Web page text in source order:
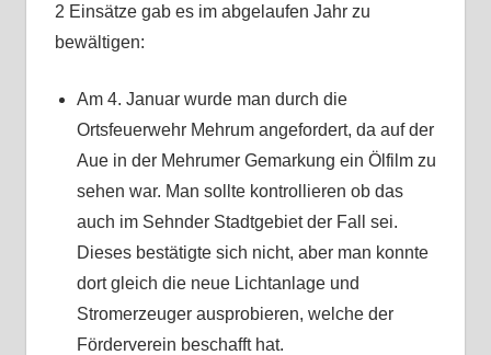
2 Einsätze gab es im abgelaufen Jahr zu
bewältigen:
Am 4. Januar wurde man durch die
Ortsfeuerwehr Mehrum angefordert, da auf der
Aue in der Mehrumer Gemarkung ein Ölfilm zu
sehen war. Man sollte kontrollieren ob das
auch im Sehnder Stadtgebiet der Fall sei.
Dieses bestätigte sich nicht, aber man konnte
dort gleich die neue Lichtanlage und
Stromerzeuger ausprobieren, welche der
Förderverein beschafft hat.